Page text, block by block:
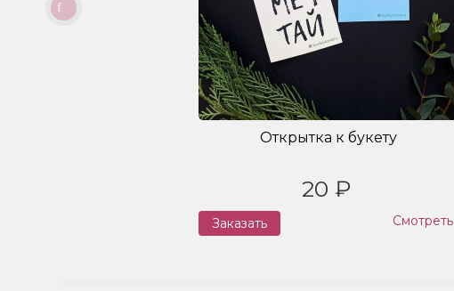
Открытка к букету
20 ₽
Заказать Смотреть